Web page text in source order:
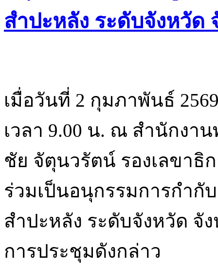
สำปะหลัง ระดับจังหวัด
เมื่อวันที่ 2 กุมภาพันธ์
เวลา 9.00 น. ณ สำนักง
ชัย จัตุนวรัตน์ รองเลขาธิ
ร่วมเป็นอนุกรรมการกำกั
สำปะหลัง ระดับจังหวัด จั
การประชุมดังกล่าว